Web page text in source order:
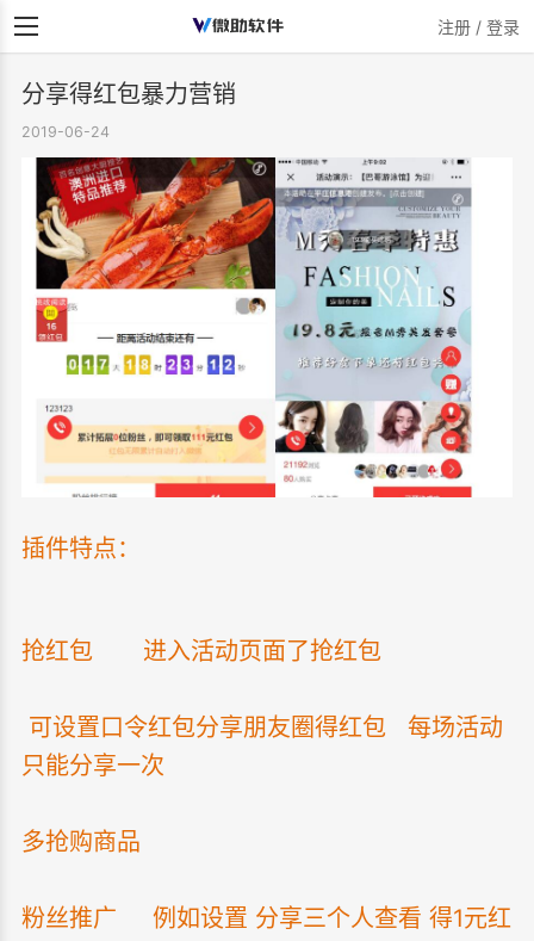
注册 / 登录
分享得红包暴力营销
2019-06-24
插件特点：
抢红包 进入活动页面了抢红包
可设置口令红包分享朋友圈得红包 每场活动
只能分享一次
多抢购商品
粉丝推广 例如设置 分享三个人查看 得1元红